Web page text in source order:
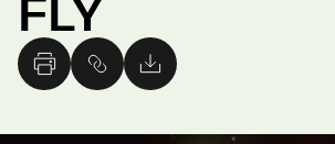
FLY